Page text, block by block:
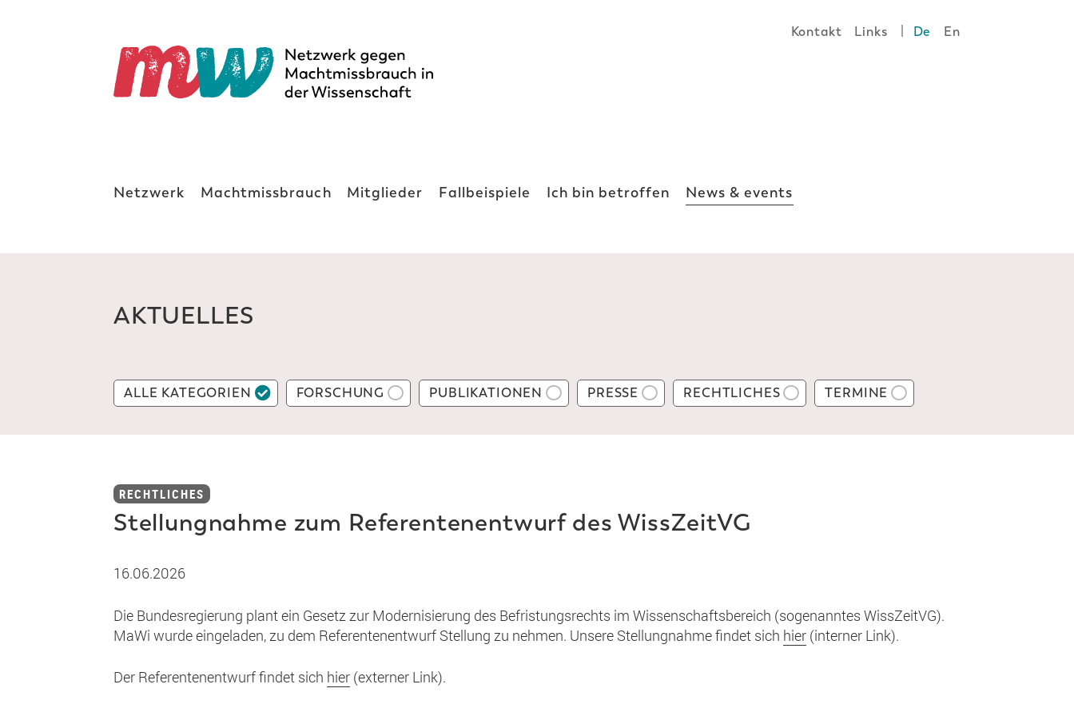
Kontakt Links | De En
Netzwerk Machtmissbrauch Mitglieder Fallbeispiele Ich bin betroffen News & events
AKTUELLES
ALLE KATEGORIEN FORSCHUNG PUBLIKATIONEN PRESSE RECHTLICHES TERMINE
RECHTLICHES
Stellungnahme zum Referentenentwurf des WissZeitVG
16.06.2026
Die Bundesregierung plant ein Gesetz zur Modernisierung des Befristungsrechts im Wissenschaftsbereich (sogenanntes WissZeitVG).
MaWi wurde eingeladen, zu dem Referentenentwurf Stellung zu nehmen. Unsere Stellungnahme findet sich hier (interner Link).
Der Referentenentwurf findet sich hier (externer Link).